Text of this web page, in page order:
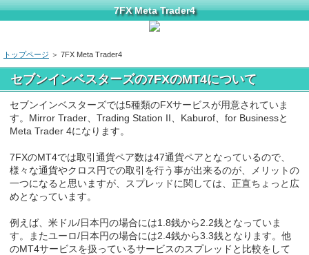
7FX Meta Trader4
トップページ ＞ 7FX Meta Trader4
セブンインベスターズの7FXのMT4について
セブンインベスターズでは5種類のFXサービスが用意されていま
す。Mirror Trader、Trading Station II、Kaburof、for Businessと
Meta Trader 4になります。
7FXのMT4では取引通貨ペア数は47通貨ペアとなっているので、
様々な通貨やクロス円での取引を行う事が出来るのが、メリットの
一つになると思いますが、スプレッドに関しては、正直ちょっと広
めとなっています。
例えば、米ドル/日本円の場合には1.8銭から2.2銭となっていま
す。またユーロ/日本円の場合には2.4銭から3.3銭となります。他
のMT4サービスを扱っているサービスのスプレッドと比較をして